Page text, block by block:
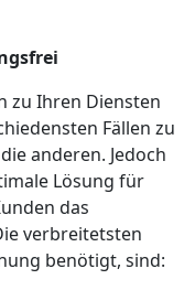
zu Ihren Diensten
Fällen zu
anderen. Jedoch
Lösung für
das
verbreitetsten
benötigt, sind: